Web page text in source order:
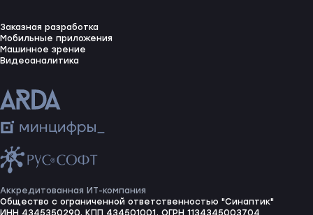
Заказная разработка
Мобильные приложения
Машинное зрение
Видеоаналитика
Аккредитованная ИТ-компания
Общество с ограниченной ответственностью "Синаптик"